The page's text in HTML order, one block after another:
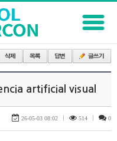
artificial visual
26-05-03 08:02 514 0